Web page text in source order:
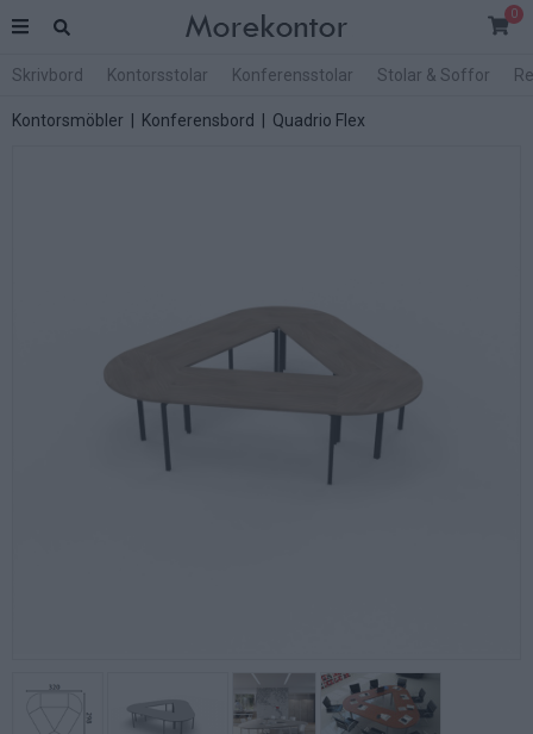
0
Skrivbord Kontorsstolar Konferensstolar Stolar & Soffor
Kontorsmöbler Konferensbord Quadrio Flex